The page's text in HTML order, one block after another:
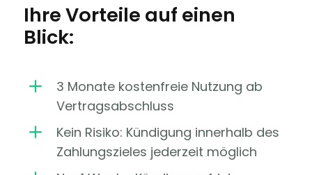
Ihre Vorteile auf einen
Blick:
L
3 Monate kostenfreie Nutzung ab
Vertragsabschluss
L
Kein Risiko: Kündigung innerhalb des
Zahlungszieles jederzeit möglich